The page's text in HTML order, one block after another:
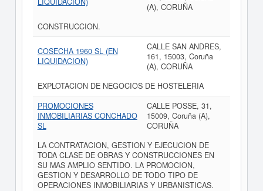
(A), CORUÑA
CONSTRUCCION.
COSECHA 1960 SL (EN
LIQUIDACION)
CALLE SAN ANDRES,
161, 15003, Coruña
(A), CORUÑA
EXPLOTACION DE NEGOCIOS DE HOSTELERIA
PROMOCIONES
INMOBILIARIAS CONCHADO
SL
CALLE POSSE, 31,
15009, Coruña (A),
CORUÑA
LA CONTRATACION, GESTION Y EJECUCION DE
TODA CLASE DE OBRAS Y CONSTRUCCIONES EN
SU MAS AMPLIO SENTIDO. LA PROMOCION,
GESTION Y DESARROLLO DE TODO TIPO DE
OPERACIONES INMOBILIARIAS Y URBANISTICAS.